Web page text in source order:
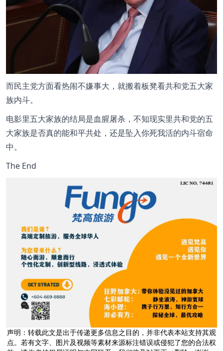
而民主党方面看热闹不嫌事大，就搬着板凳看共和党五大家
族内斗。
电影里五大家族的结局是血腥屠杀，不知现实里共和党的五
大家族是否真的能和平共处，还是坠入你死我活的内斗宿命
中。
The End
声明：转载此文是出于传递更多信息之目的，并非代表本站支持其观
点。若有文字、图片及视频等素材来源标注错误或侵犯了您的合法权